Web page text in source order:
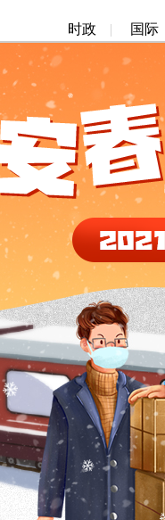
时政 | 国际